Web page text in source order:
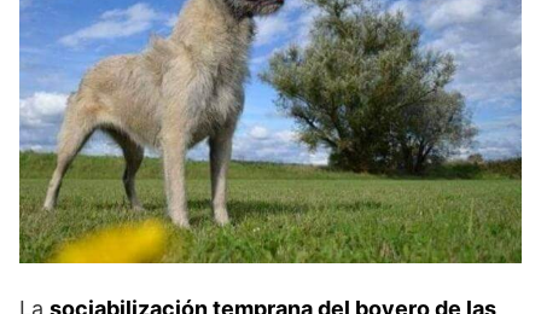
La sociabilización temprana del boyero de las